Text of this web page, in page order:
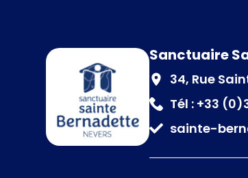
Sanctuaire
34, Rue
Tél : +33
sainte-